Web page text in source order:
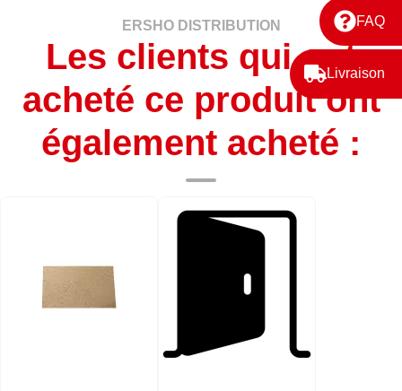
FAQ
Livraison
ERSHO DISTRIBUTION
Les clients qui ont
acheté ce produit ont
également acheté :